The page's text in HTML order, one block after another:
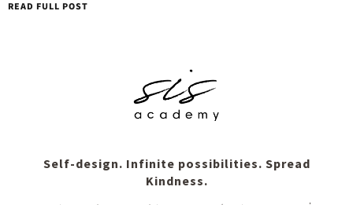
READ FULL POST
Self-design. Infinite possibilities. Spread
Kindness.